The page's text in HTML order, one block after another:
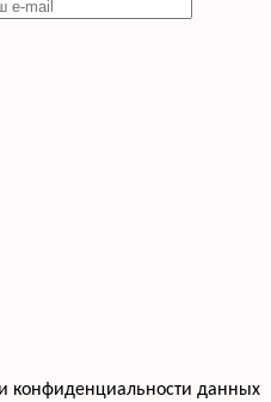
конфиденциальности данных